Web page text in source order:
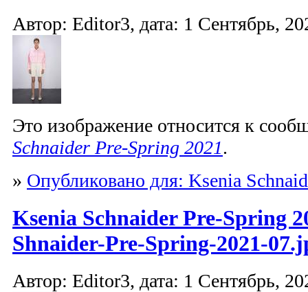
Автор: Editor3, дата: 1 Сентябрь,
Это изображение относится к
Schnaider Pre-Spring 2021.
» Опубликовано для: Ksenia
Ksenia Schnaider Pre-Spring
Shnaider-Pre-Spring-2021-
Автор: Editor3, дата: 1 Сентябрь,